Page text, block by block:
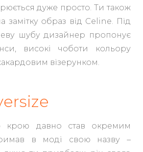
дуже просто. Ти також
замітку образ від Celine. Під
шубу дизайнер пропонує
високі чоботи кольору
візерунком.
крою давно став окремим
в моді свою назву –